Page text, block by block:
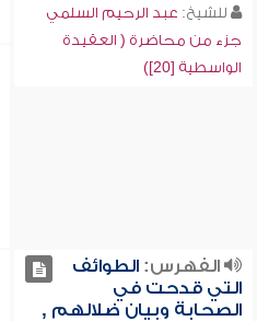
للشيخ: عبد الرحيم السلمي
جزء من محاضرة ( العقيدة
الواسطية [20])
الفهرس:الطوائف
التي قدحت في
الصحابة وبيان ضلالهم ,